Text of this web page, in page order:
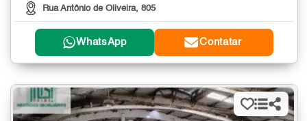
Rua Antônio de Oliveira, 805
WhatsApp Contatar